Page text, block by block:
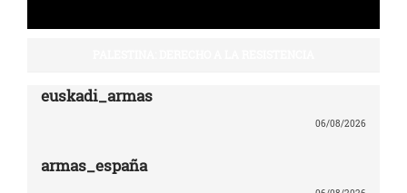
euskadi_armas
06/08/2026
armas_españa